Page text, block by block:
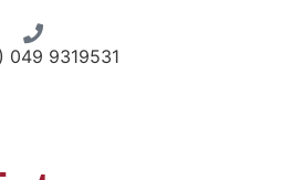
049 9319531